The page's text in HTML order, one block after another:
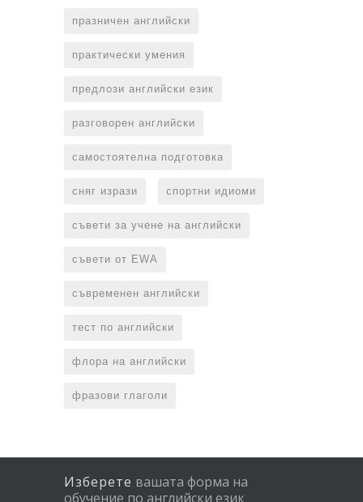
празничен английски
практически умения
предлози английски език
разговорен английски
самостоятелна подготовка
сняг изрази спортни идиоми
съвети за учене на английски
съвети от EWA
съвременен английски
тест по английски
флора на английски
фразови глаголи
Изберете вашата форма на
обучение по английски език